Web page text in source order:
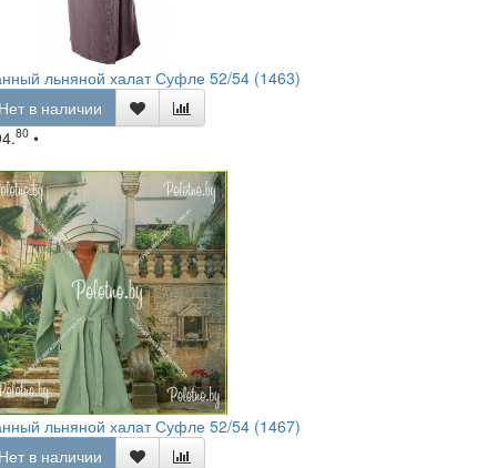
льняной халат Суфле 52/54 (1463)
в наличии
80 •
льняной халат Суфле 52/54 (1467)
в наличии